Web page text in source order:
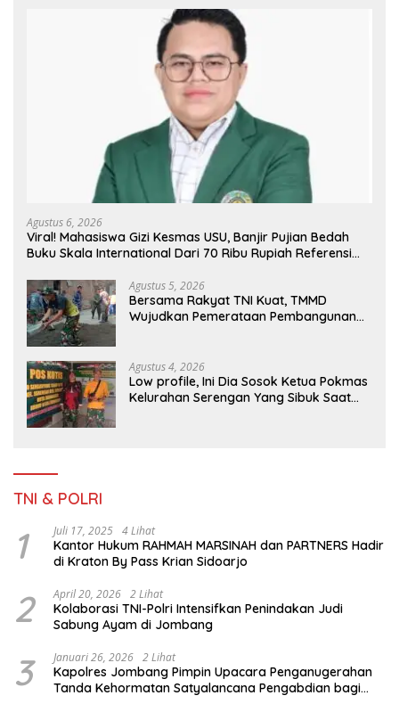
Agustus 6, 2026
Viral! Mahasiswa Gizi Kesmas USU, Banjir Pujian Bedah
Buku Skala International Dari 70 Ribu Rupiah Referensi
Agustus 5, 2026
Bersama Rakyat TNI Kuat, TMMD
Wujudkan Pemerataan Pembangunan
Agustus 4, 2026
Low profile, Ini Dia Sosok Ketua Pokmas
Kelurahan Serengan Yang Sibuk Saat
TNI & POLRI
1 Juli 17, 2025 4 Lihat
Kantor Hukum RAHMAH MARSINAH dan PARTNERS Hadir
di Kraton By Pass Krian Sidoarjo
2 April 20, 2026 2 Lihat
Kolaborasi TNI-Polri Intensifkan Penindakan Judi
Sabung Ayam di Jombang
3 Januari 26, 2026 2 Lihat
Kapolres Jombang Pimpin Upacara Penganugerahan
Tanda Kehormatan Satyalancana Pengabdian bagi